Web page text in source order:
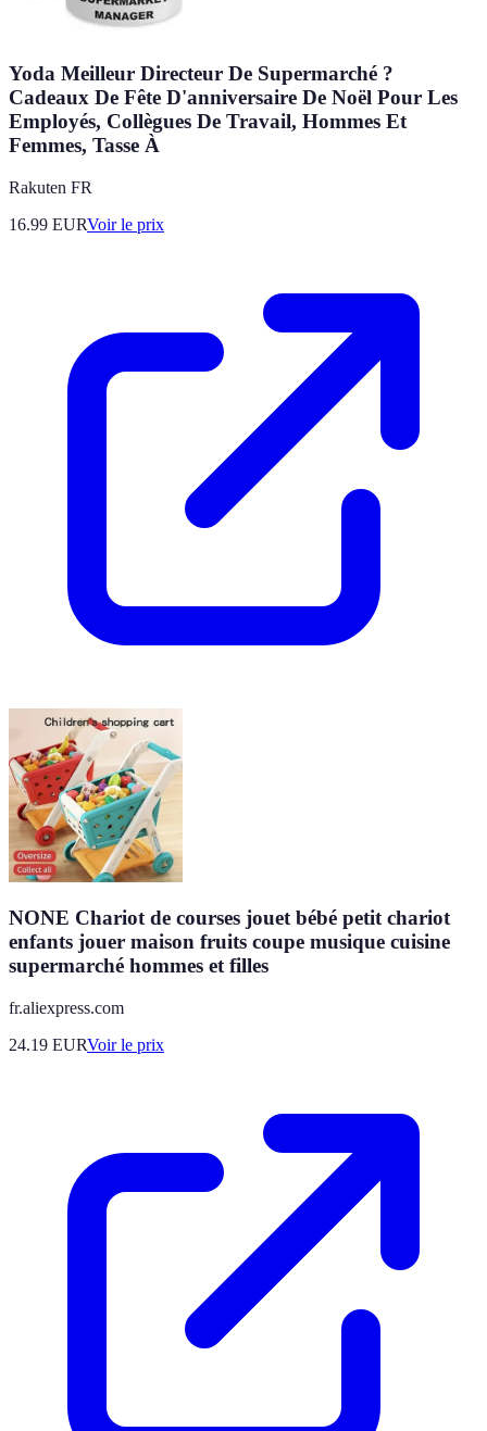
Yoda Meilleur Directeur De Supermarché ?
Cadeaux De Fête D'anniversaire De Noël Pour Les
Employés, Collègues De Travail, Hommes Et
Femmes, Tasse À
Rakuten FR
16.99 EURVoir le prix
NONE Chariot de courses jouet bébé petit chariot
enfants jouer maison fruits coupe musique cuisine
supermarché hommes et filles
fr.aliexpress.com
24.19 EURVoir le prix